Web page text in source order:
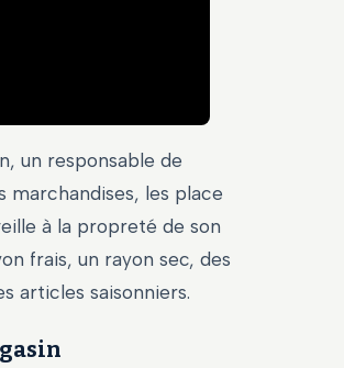
un responsable de
marchandises, les place
à la propreté de son
frais, un rayon sec, des
articles saisonniers.